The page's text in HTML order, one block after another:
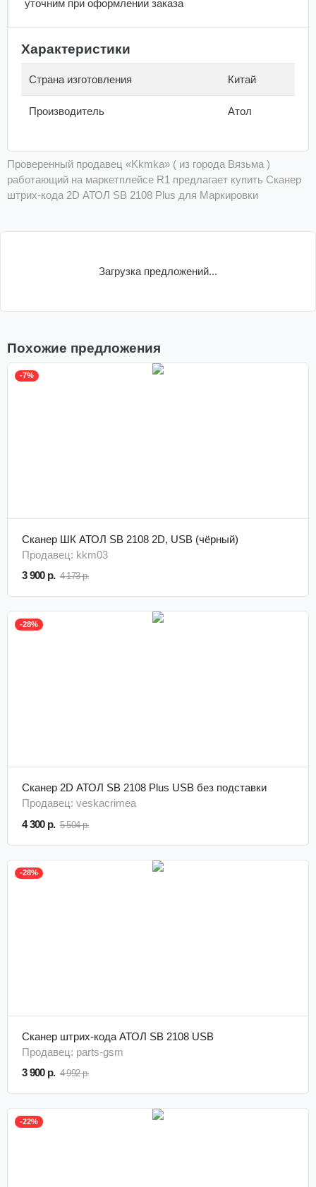
уточним при оформлении заказа
Характеристики
Страна изготовления Китай
Производитель Атол
Проверенный продавец «Kkmka» ( из города Вязьма )
работающий на маркетплейсе R1 предлагает купить Сканер
штрих-кода 2D АТОЛ SB 2108 Plus для Маркировки
Загрузка предложений...
Похожие предложения
-7%
Сканер ШК АТОЛ SB 2108 2D, USB (чёрный)
Продавец: kkm03
3 900 р. 4 173 р.
-28%
Сканер 2D АТОЛ SB 2108 Plus USB без подставки
Продавец: veskacrimea
4 300 р. 5 504 р.
-28%
Сканер штрих-кода АТОЛ SB 2108 USB
Продавец: parts-gsm
3 900 р. 4 992 р.
-22%